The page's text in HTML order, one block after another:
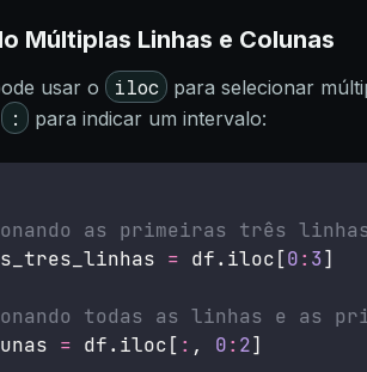
Múltiplas Linhas e Colunas
usar o iloc
para selecionar
: para indicar um intervalo:
as primeiras três linhas
= df.iloc[0: 3]
todas as linhas e as
= df.iloc[ : , 0: 2]